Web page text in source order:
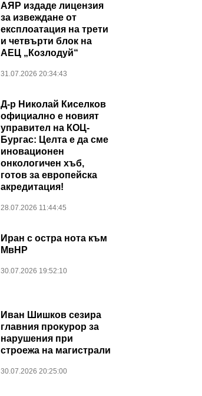
АЯР издаде лицензия
за извеждане от
експлоатация на трети
и четвърти блок на
АЕЦ „Козлодуй“
31.07.2026 20:34:43
Д-р Николай Киселков
официално е новият
управител на КОЦ-
Бургас: Целта е да сме
иновационен
онкологичен хъб,
готов за европейска
акредитация!
28.07.2026 11:44:45
Иран с остра нота към
МвНР
30.07.2026 19:52:10
Иван Шишков сезира
главния прокурор за
нарушения при
строежа на магистрали
30.07.2026 20:25:00